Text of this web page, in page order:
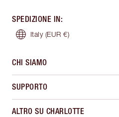
SPEDIZIONE IN:
Italy (EUR €)
CHI SIAMO
SUPPORTO
ALTRO SU CHARLOTTE